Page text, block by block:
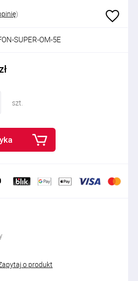
)
SUPER-OM-5E
szt.
o produkt